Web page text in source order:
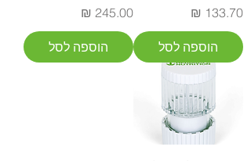
מחיר
הוספה לסל
מחיר
הוספה לסל